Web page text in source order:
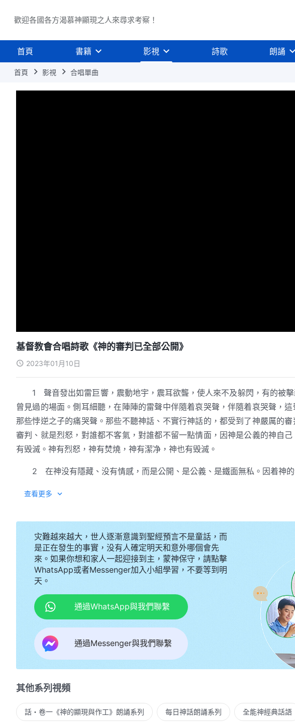
歡迎各國各方渴慕神顯現之人來尋求考察！
首頁 書籍 影視 詩歌 朗誦
首頁 影視 合唱單曲
基督教會合唱詩歌《神的審判已全部公開》
2023年01月10日
1 聲音發出如雷巨響，震動地宇，震耳欲聾，使人來不及躲閃，有的被
曾見過的場面。側耳細聽，在陣陣的雷聲中伴隨着哀哭聲，伴隨着哀哭聲，
那些悖逆之子的痛哭聲。那些不聽神話、不實行神話的，都受到了神嚴厲的
審判、就是烈怒，對誰都不客氣，對誰都不留一點情面，因神是公義的神自
有毁滅。神有烈怒，神有焚燒，神有潔净，神也有毁滅。
2 在神没有隱藏、没有情感，而是公開、是公義、是鐵面無私。因着神
現、已全部公開，絲毫不存留一點，不合神意的神就扔出去，讓它在無底深
義，才是神的正直，無人能改變，必須按着神的來。
——《話・卷一 神的顯現與
查看更多
灾難越來越大，世人逐漸意識到聖經預言不是童話，而
是正在發生的事實，没有人確定明天和意外哪個會先
來。如果你想和家人一起迎接到主，蒙神保守，請點擊
WhatsApp或者Messenger加入小組學習，不要等到明
天。
通過WhatsApp與我們聯繫
通過Messenger與我們聯繫
其他系列視頻
話・卷一《神的顯現與作工》朗誦系列 每日神話朗誦系列 全能神經典話語